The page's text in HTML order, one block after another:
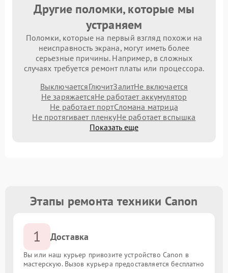
Другие поломки, которые мы
устраняем
Поломки, которые на первый взгляд похожи на
неисправность экрана, могут иметь более
серьезные причины. Например, в сложных
случаях требуется ремонт платы или процессора.
ВыключаетсяГлючитЗалитНе включается
Не заряжаетсяНе работает аккумулятор
Не работает портСломана матрица
Не протягивает пленкуНе работает вспышка
Показать еще
Этапы ремонта техники Canon
1 Доставка
Вы или наш курьер привозите устройство Canon в
мастерскую. Вызов курьера предоставляется бесплатно